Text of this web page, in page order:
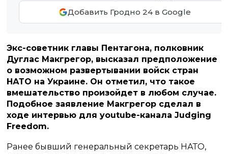
Добавить Гродно 24 в Google
Экс-советник главы Пентагона, полковник
Дуглас Макгрегор, высказал предположение
о возможном развертывании войск стран
НАТО на Украине. Он отметил, что такое
вмешательство произойдет в любом случае.
Подобное заявление Макгрегор сделал в
ходе интервью для youtube-канала Judging
Freedom.
Ранее бывший генеральный секретарь НАТО,